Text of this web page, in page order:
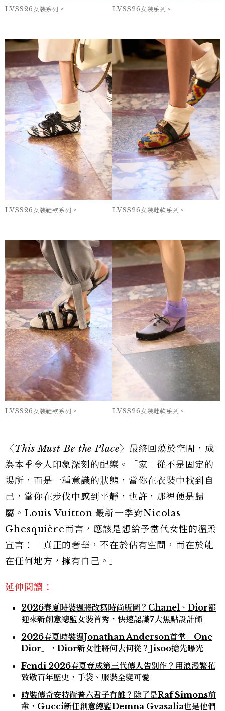
LVSS26女裝系列。 LVSS26女裝系列。
LVSS26女裝鞋款系列。 LVSS26女裝鞋款系列。
LVSS26女裝鞋款系列。 LVSS26女裝鞋款系列。
〈This Must Be the Place〉最終回蕩於空間，成
為本季令人印象深刻的配樂。「家」從不是固定的
場所，而是一種意識的狀態，當你在衣裝中找到自
己，當你在步伐中感到平靜，也許，那裡便是歸
屬。Louis Vuitton 最新一季對Nicolas
Ghesquière而言，應該是想給予當代女性的溫柔
宣言：「真正的奢華，不在於佔有空間，而在於能
在任何地方，擁有自己。」
延伸閱讀：
2026春夏時裝週將改寫時尚版圖？Chanel、Dior都
迎來新創意總監女裝首秀，快速認識7大焦點設計師
2026春夏時裝週Jonathan Anderson首掌「One
Dior」，Dior新女性將何去何從？Jisoo搶先曝光
Fendi 2026春夏竟成第三代傳人告別作？用浪漫繁花
致敬百年歷史，手袋、服裝全變可愛
時裝傳奇安特衛普六君子有誰？除了是Raf Simons前
輩，Gucci新任創意總監Demna Gvasalia也是他們